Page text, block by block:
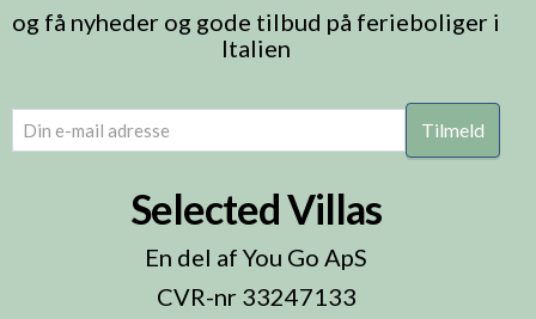
og få nyheder og gode tilbud på ferieboliger i
Italien
(Påkrævet)
Selected Villas
En del af You Go ApS
CVR-nr 33247133